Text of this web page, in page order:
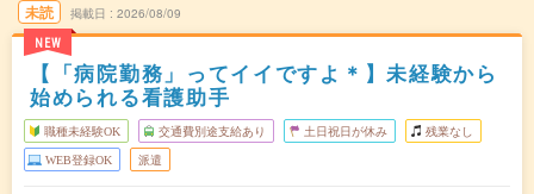
未読
NEW
掲載日 2026/08/09
【「病院勤務」ってイイですよ＊】未経験から
始められる看護助手
職種未経験OK 交通費別途支給あり 土日祝日が休み 残業なし
WEB登録OK 派遣